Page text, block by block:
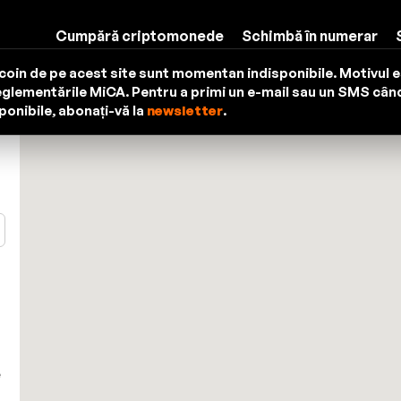
Cumpără criptomonede Schimbă în numerar
de pe acest site sunt momentan indisponibile. Motivul
MiCA. Pentru a primi un e-mail sau un SMS
abonați-vă la newsletter.